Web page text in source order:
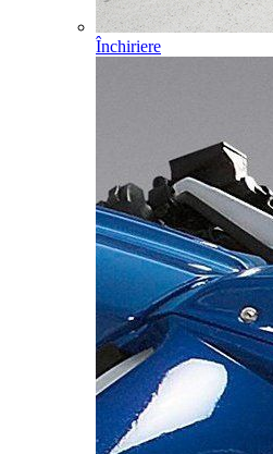
Închiriere